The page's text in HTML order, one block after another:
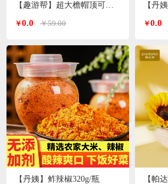
【趣游帮】超大檐帽顶可拆卸防晒帽（S-2308）
￥0.0 ￥59.00
【丹姨】鲊辣椒320g/瓶
￥0.0